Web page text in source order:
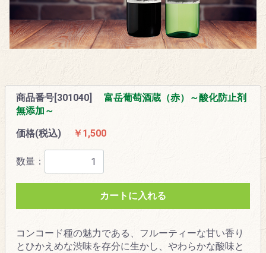
商品番号[301040]
富岳葡萄酒蔵（赤）～酸化防止剤
無添加～
価格(税込)
￥1,500
数量：
カートに入れる
コンコード種の魅力である、フルーティーな甘い香り
とひかえめな渋味を存分に生かし、やわらかな酸味と